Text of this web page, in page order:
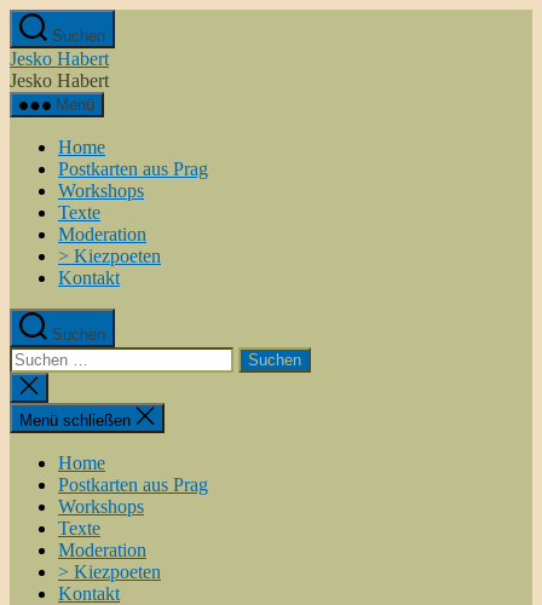
Zum
Inhalt
springen
Suchen
Jesko Habert
Jesko Habert
Menü
Home
Postkarten aus Prag
Workshops
Texte
Moderation
> Kiezpoeten
Kontakt
Suchen
Suchen
nach:
Suche
schließen
Menü schließen
Home
Postkarten aus Prag
Workshops
Texte
Moderation
> Kiezpoeten
Kontakt